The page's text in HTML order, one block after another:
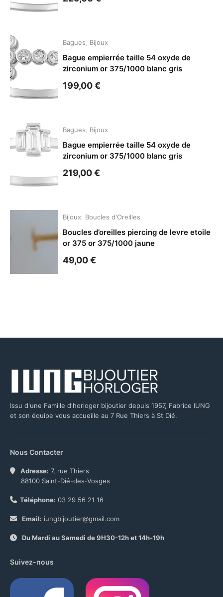
Bagues Bijoux
Bague empierrée taille 54 oxyde de
zirconium or 375/1000 blanc gris
199,00€
Bagues Bijoux
Bague empierrée taille 54 oxyde de
zirconium or 375/1000 blanc gris
219,00€
Bijoux Boucles d'Oreilles
Boucles d’oreilles piercing de levre etoile
or 375 or 375/1000 jaune
49,00€
Issu d'une Famille d'horloger bijoutier depuis 1957, Fabrice IUNG
et son équipe vous accueille au 7 Rue Thiers à St Dié.
Nous Contacter
Adresse: 7, rue Thiers
88100 Saint-Dié-des-Vosges
Téléphone: 03 29 56 21 16
Email: iungbijoutier@gmail.com
Du Mardi au Samedi de 9H30-12h et 14h-19h
Suivez-nous